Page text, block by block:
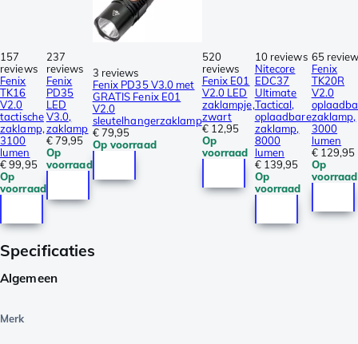
157
reviews
Fenix
TK16
V2.0
tactische
zaklamp,
3100
lumen
€ 99,95
Op
voorraad
237
reviews
Fenix
PD35
LED
V3.0,
zaklamp
€ 79,95
Op
voorraad
3 reviews
Fenix PD35 V3.0 met
GRATIS Fenix E01
V2.0
sleutelhangerzaklamp
€ 79,95
Op voorraad
520
reviews
Fenix E01
V2.0 LED
zaklampje,
zwart
€ 12,95
Op
voorraad
10 reviews
Nitecore
EDC37
Ultimate
Tactical,
oplaadbare
zaklamp,
8000
lumen
€ 139,95
Op
voorraad
65
Fenix
TK20R
V2.0
zaklamp,
3000
lumen
€ 129,95
Op
voorraad
Specificaties
Algemeen
Merk